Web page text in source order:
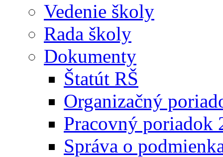
Vedenie školy
Rada školy
Dokumenty
Štatút RŠ
Organizačný
Pracovný poriadok
Správa o